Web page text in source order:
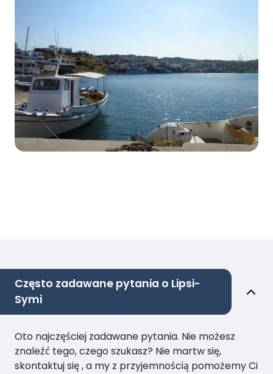
Często zadawane pytania o Lipsi-
Symi
Oto najczęściej zadawane pytania. Nie możesz
znaleźć tego, czego szukasz? Nie martw się,
skontaktuj się , a my z przyjemnością pomożemy Ci